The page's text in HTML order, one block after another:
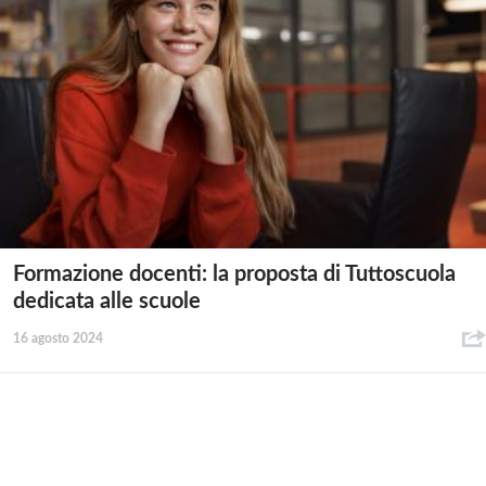
Formazione docenti: la proposta di Tuttoscuola
dedicata alle scuole
16 agosto 2024